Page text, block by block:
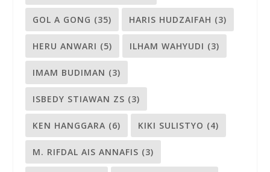
GOL A GONG (35) HARIS HUDZAIFAH (3)
HERU ANWARI (5) ILHAM WAHYUDI (3)
IMAM BUDIMAN (3)
ISBEDY STIAWAN ZS (3)
KEN HANGGARA (6) KIKI SULISTYO (4)
M. RIFDAL AIS ANNAFIS (3)